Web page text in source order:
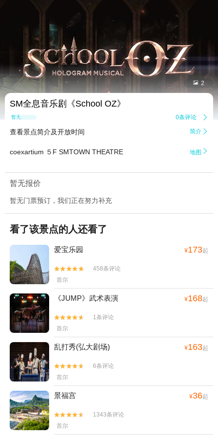
 2
SM全息音乐剧《School OZ》
暂无点评 0条评论 
查看景点简介及开放时间 简介 
coexartium ５F SMTOWN THEATRE 地图 
暂无报价
暂无门票预订，我们正在努力补充
看了该景点的人还看了
爱宝乐园 ¥173起


458条评论
首尔
《JUMP》武术表演 ¥168起


1条评论
首尔
乱打秀(弘大剧场) ¥163起


6条评论
首尔
景福宫 ¥36起


1343条评论
首尔